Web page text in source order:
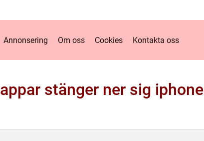
Annonsering Om oss Cookies Kontakta oss
appar stänger ner sig iphone